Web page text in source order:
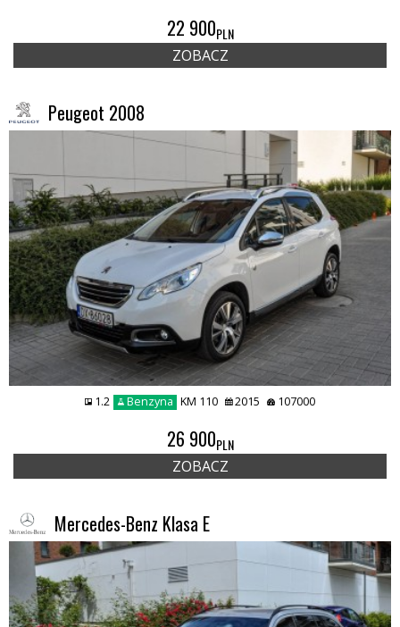
22 900PLN
ZOBACZ
Peugeot 2008
1.2 Benzyna KM 110 2015 107000
26 900PLN
ZOBACZ
Mercedes-Benz Klasa E